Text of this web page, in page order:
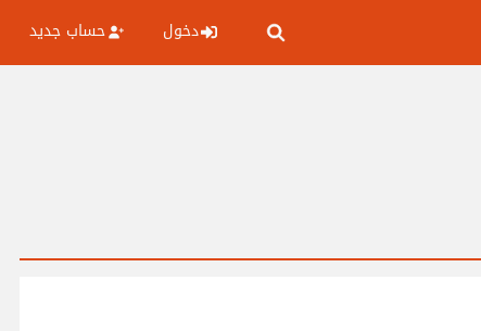
دخول حساب جديد